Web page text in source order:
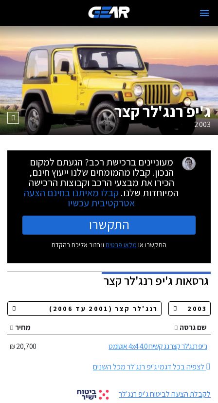
ג'יפ רנג'לר קצר
2003
מעוניינים ברכישת רכב? הגעתם למקום
הנכון. קבלו מהמומחים שלנו ייעוץ חינם,
הכירו את מבצעי הרכב וקבוצות הרכישה
המיוחדות שלנו. קבלו מאיתנו בחינם הצעה
אטרקטיבית עכשיו
התקשרו
התקשרו או מלאו פרטים ונחזור אליכם בהקדם
גרסאותג'יפ רנג'לר קצר
שם גרסה
מחיר
ג'יפ רנג'לר קצר גג קשיח 4.0 4x4 אוטומט
20,700 ₪
לצפיה בכל דגמי ג'יפ רנג'לר מכל השנים
לקבלת הצעה לביטוח ג'יפ רנג'לר